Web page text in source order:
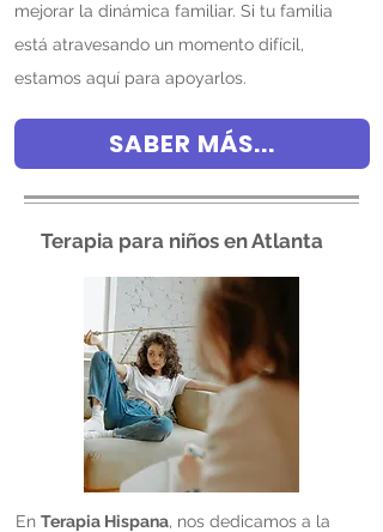
mejorar la dinámica familiar. Si tu familia
está atravesando un momento difícil,
estamos aquí para apoyarlos.
SABER MÁS...
Terapia para niños en Atlanta
En Terapia Hispana, nos dedicamos a la